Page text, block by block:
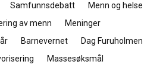
Samfunnsdebatt
Menn og helse
av menn
Meninger
Barnevernet
Dag Furuholmen
Massesøksmål